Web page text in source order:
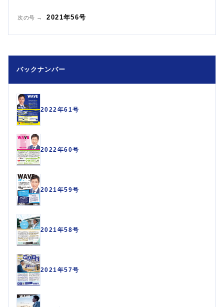
次の号 → 2021年56号
バックナンバー
2022年61号
2022年60号
2021年59号
2021年58号
2021年57号